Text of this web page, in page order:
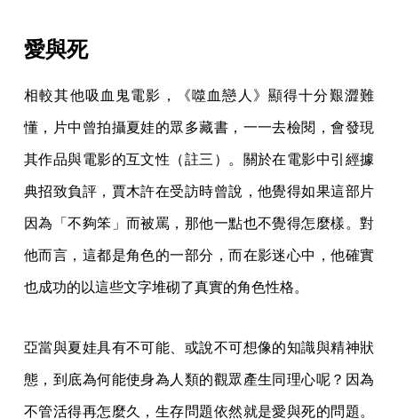
愛與死
相較其他吸血鬼電影，《噬血戀人》顯得十分艱澀難
懂，片中曾拍攝夏娃的眾多藏書，一一去檢閱，會發現
其作品與電影的互文性（註三）。關於在電影中引經據
典招致負評，賈木許在受訪時曾說，他覺得如果這部片
因為「不夠笨」而被罵，那他一點也不覺得怎麼樣。對
他而言，這都是角色的一部分，而在影迷心中，他確實
也成功的以這些文字堆砌了真實的角色性格。
亞當與夏娃具有不可能、或說不可想像的知識與精神狀
態，到底為何能使身為人類的觀眾產生同理心呢？因為
不管活得再怎麼久，生存問題依然就是愛與死的問題。